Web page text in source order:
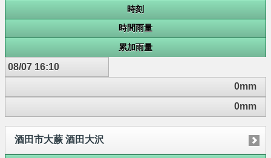
時刻
時間雨量
累加雨量
08/07 16:10
0mm
0mm
酒田市大蕨 酒田大沢